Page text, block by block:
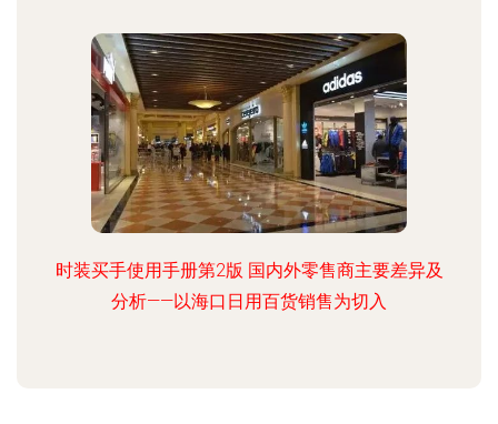
时装买手使用手册第2版 国内外零售商主要差异及
分析——以海口日用百货销售为切入